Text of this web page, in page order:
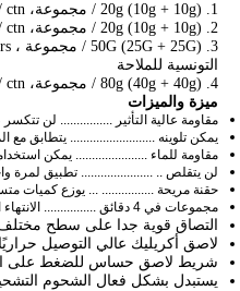
1. 20g (10g + 10g) / مجموعة، 1set / box، 300boxes / ctn
2. 20g (10g + 10g) / مجموعة، 1set / blister، 100blisters / ctn
التونسية للملاحة
4. 80g (40g + 40g) / مجموعة، 1set / box، 100boxes / ctn
ميزة والميزات
مقاومة عالية التأثير ................ لن تتكسر
يمكن تلوينه .......................... يتطابق مع
مقاومة للماء ...................... يمكن
لن يتقلص .. ...................... تطبيق لمرة
حقنة مريحة ................ ... يوزع كميات
مجموعات في 4 دقائق ................ الانتهاء السريع من المشروع
التصاق قوية جدا على سطح
لاصق أكريليك عالي التوصيل حراريًا
شريط لاصق حساس للضغط على
يستبدل بشكل فعال الشحوم